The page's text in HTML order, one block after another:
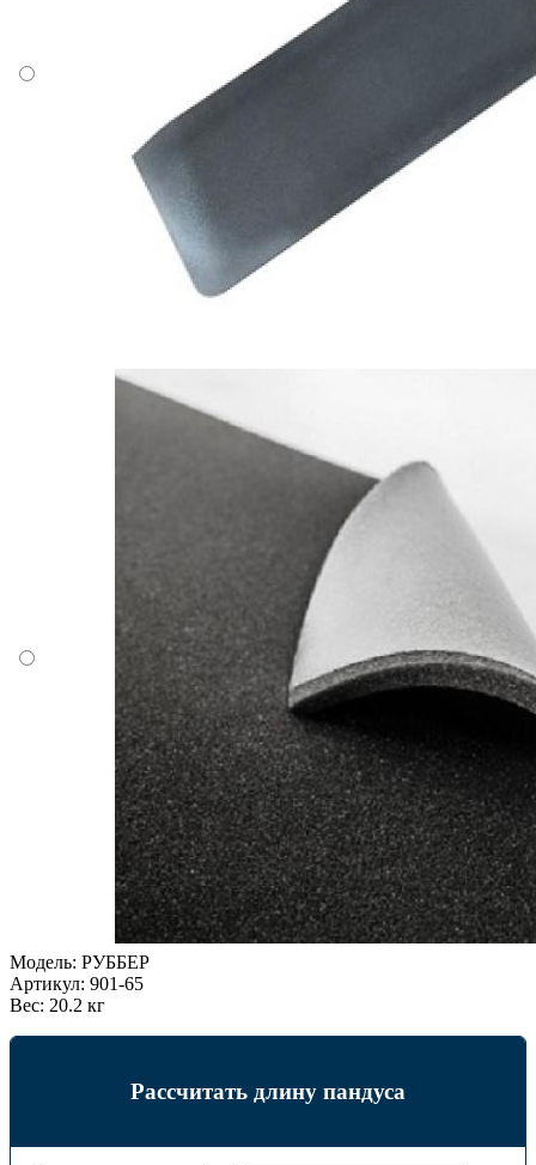
Модель: РУББЕР
Артикул: 901-65
Вес: 20.2 кг
Рассчитать длину пандуса